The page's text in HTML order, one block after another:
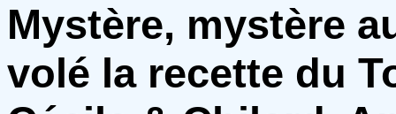
Mystère, mystère
volé la recette du